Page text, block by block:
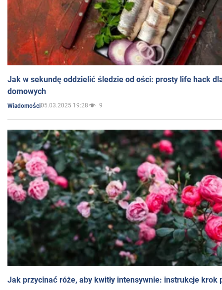
Jak w sekundę oddzielić śledzie od ości: prosty life hack
domowych
Wiadomości05.03.2025 19:28 9
Jak przycinać róże, aby kwitły intensywnie: instrukcje krok